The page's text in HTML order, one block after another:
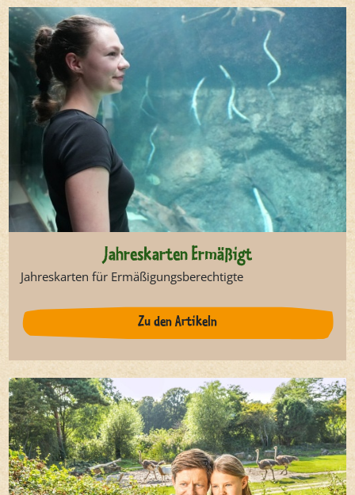
Jahreskarten Ermäßigt
Jahreskarten für Ermäßigungsberechtigte
Zu den Artikeln